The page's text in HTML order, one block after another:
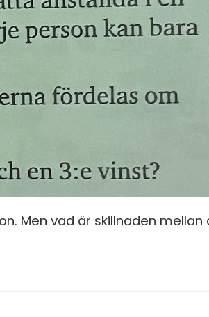
Men vad är skillnaden